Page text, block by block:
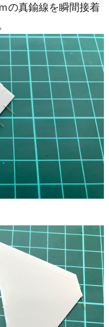
の真鍮線を瞬間接着